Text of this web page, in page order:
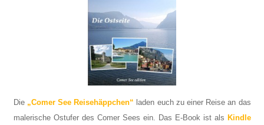
Die „Comer See Reisehäppchen“ laden euch zu einer Reise an das
malerische Ostufer des Comer Sees ein. Das E-Book ist als Kindle